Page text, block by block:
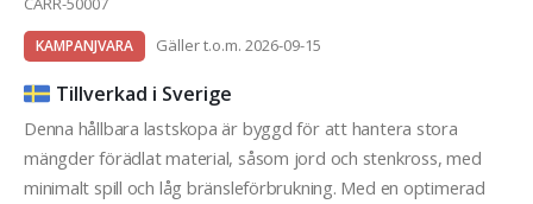
KAMPANJVARA Gäller t.o.m. 2026-09-15
Tillverkad i Sverige
Denna hållbara lastskopa är byggd för att hantera stora
mängder förädlat material, såsom jord och stenkross, med
minimalt spill och låg bränsleförbrukning. Med en optimerad